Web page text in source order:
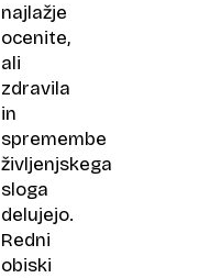
najlažje
ocenite,
ali
zdravila
in
spremembe
življenjskega
sloga
delujejo.
Redni
obiski